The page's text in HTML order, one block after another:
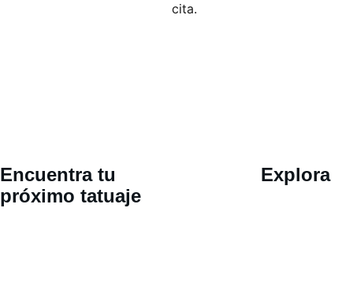
cita.
Explora
Encuentra tu
próximo tatuaje